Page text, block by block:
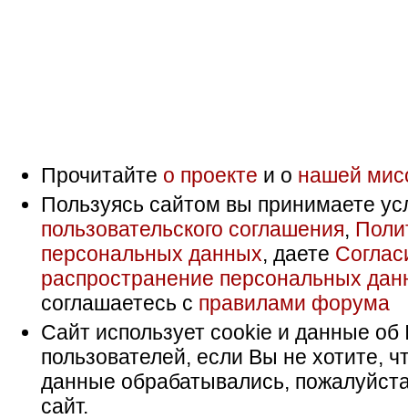
Прочитайте о проекте и о нашей
Пользуясь сайтом вы принимаете
пользовательского соглашения,
персональных данных, даете
распространение персональных
соглашаетесь с правилами форума
Сайт использует cookie и данные об
пользователей, если Вы не хотите,
данные обрабатывались,
сайт.